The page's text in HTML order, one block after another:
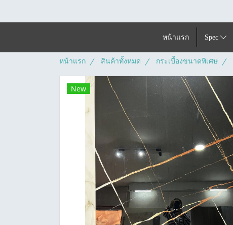
หน้าแรก Spec
หน้าแรก สินค้าทั้งหมด กระเบื้องขนาดพิเศษ
New